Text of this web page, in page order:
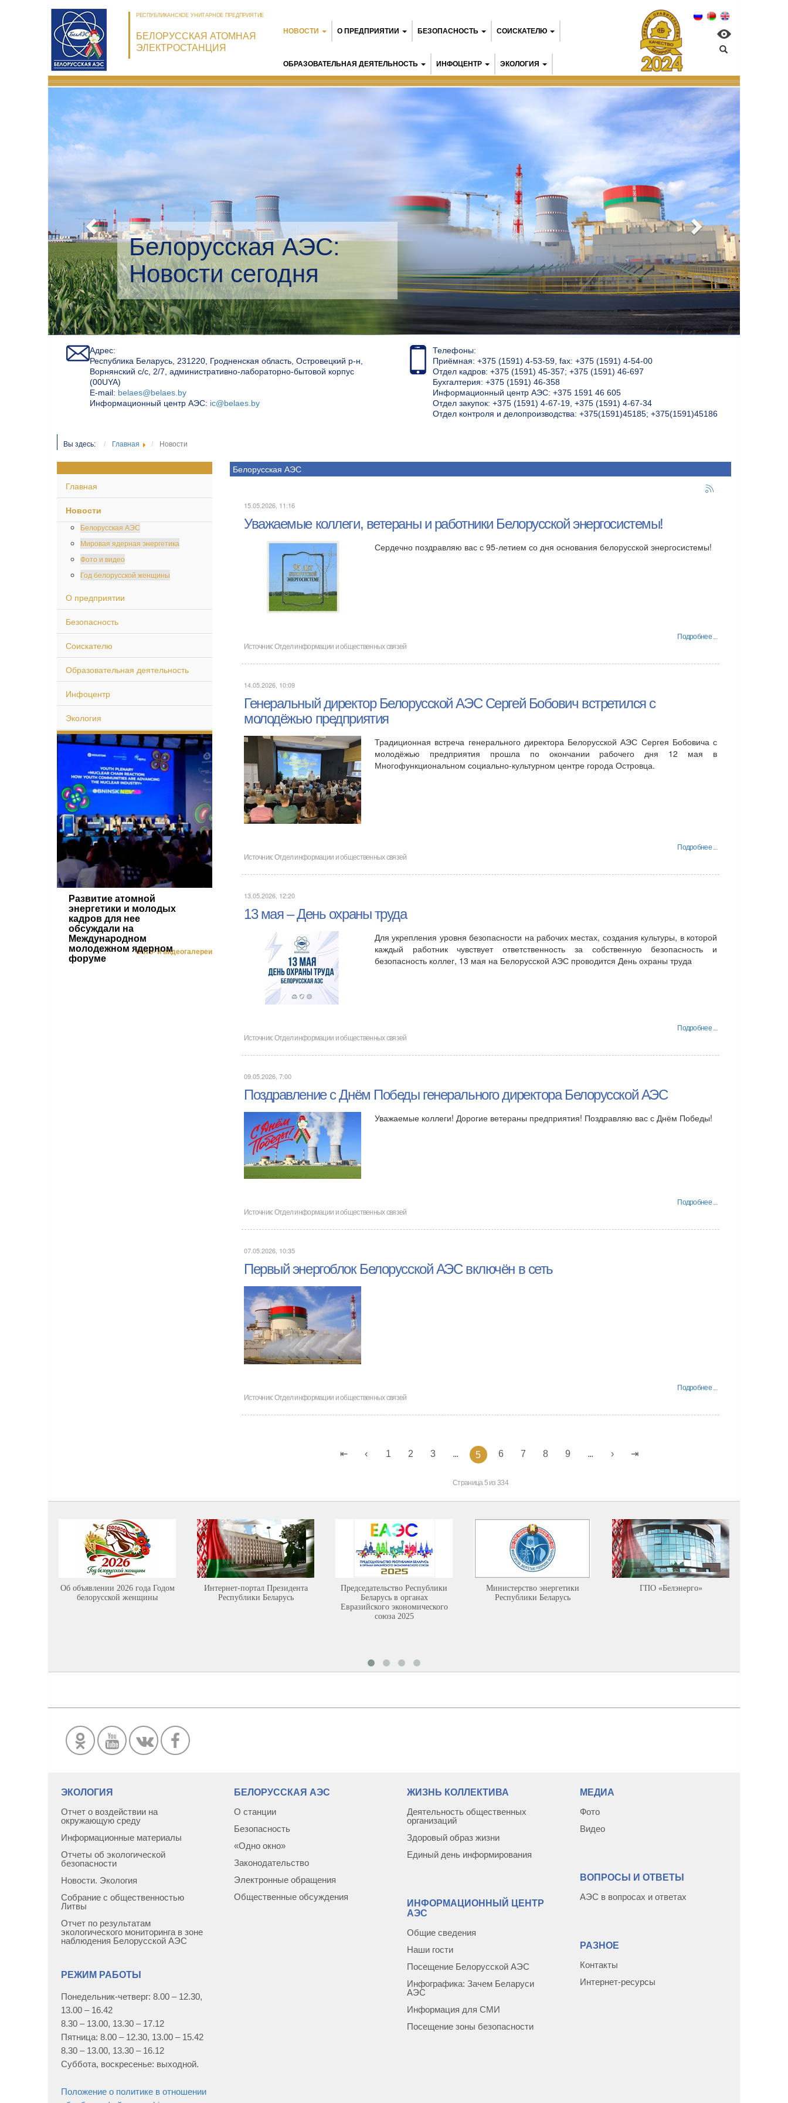
РЕСПУБЛИКАНСКОЕ УНИТАРНОЕ ПРЕДПРИЯТИЕ
БЕЛОРУССКАЯ АТОМНАЯ
ЭЛЕКТРОСТАНЦИЯ
НОВОСТИ О ПРЕДПРИЯТИИ БЕЗОПАСНОСТЬ СОИСКАТЕЛЮ
ОБРАЗОВАТЕЛЬНАЯ ДЕЯТЕЛЬНОСТЬ ИНФОЦЕНТР ЭКОЛОГИЯ
Белорусская АЭС:
Экологический менеджмент
Адрес:
Республика Беларусь, 231220, Гродненская область, Островецкий р-н,
Ворнянский с/с, 2/7, административно-лабораторно-бытовой корпус
(00UYA)
Е-mail: belaes@belaes.by
Информационный центр АЭС: ic@belaes.by
Телефоны:
Приёмная: +375 (1591) 4-53-59, fax: +375 (1591) 4-54-00
Отдел кадров: +375 (1591) 45-357; +375 (1591) 46-697
Бухгалтерия: +375 (1591) 46-358
Информационный центр АЭС: +375 1591 46 605
Отдел закупок: +375 (1591) 4-67-19, +375 (1591) 4-67-34
Отдел контроля и делопроизводства: +375(1591)45185; +375(1591)45186
Вы здесь: Главная Новости
Главная
Новости
Белорусская АЭС
Мировая ядерная энергетика
Фото и видео
Год белорусской женщины
О предприятии
Безопасность
Соискателю
Образовательная деятельность
Инфоцентр
Экология
Развитие атомной
энергетики и молодых
кадров для нее
обсуждали на
Международном
молодежном ядерном
форуме
Фото- и видеогалереи
Белорусская АЭС
15.05.2026, 11:16
Уважаемые коллеги, ветераны и работники Белорусской энергосистемы!
Сердечно поздравляю вас с 95-летием со дня основания белорусской энергосистемы!
Подробнее ...
Источник:Отдел информации и общественных связей
14.05.2026, 10:09
Генеральный директор Белорусской АЭС Сергей Бобович встретился с
молодёжью предприятия
Традиционная встреча генерального директора Белорусской АЭС Сергея Бобовича с
молодёжью предприятия прошла по окончании рабочего дня 12 мая в
Многофункциональном социально-культурном центре города Островца.
Подробнее ...
Источник:Отдел информации и общественных связей
13.05.2026, 12:20
13 мая – День охраны труда
Для укрепления уровня безопасности на рабочих местах, создания культуры, в которой
каждый работник чувствует ответственность за собственную безопасность и
безопасность коллег, 13 мая на Белорусской АЭС проводится День охраны труда
Подробнее ...
Источник:Отдел информации и общественных связей
09.05.2026, 7:00
Поздравление с Днём Победы генерального директора Белорусской АЭС
Уважаемые коллеги! Дорогие ветераны предприятия! Поздравляю вас с Днём Победы!
Подробнее ...
Источник:Отдел информации и общественных связей
07.05.2026, 10:35
Первый энергоблок Белорусской АЭС включён в сеть
Подробнее ...
Источник:Отдел информации и общественных связей
1 2 3 5 6 7 8 9
Страница 5 из 334
Об объявлении 2026 года Годом
белорусской женщины
Интернет-портал Президента
Республики Беларусь
Председательство Республики
Беларусь в органах
Евразийского экономического
союза 2025
Министерство энергетики
Республики Беларусь
ГПО «Белэнерго»
ЭКОЛОГИЯ
Отчет о воздействии на
окружающую среду
Информационные материалы
Отчеты об экологической
безопасности
Новости. Экология
Собрание с общественностью
Литвы
Отчет по результатам
экологического мониторинга в зоне
наблюдения Белорусской АЭС
РЕЖИМ РАБОТЫ
Понедельник-четверг: 8.00 – 12.30,
13.00 – 16.42
8.30 – 13.00, 13.30 – 17.12
Пятница: 8.00 – 12.30, 13.00 – 15.42
8.30 – 13.00, 13.30 – 16.12
Суббота, воскресенье: выходной.
Положение о политике в отношении
БЕЛОРУССКАЯ АЭС
О станции
Безопасность
«Одно окно»
Законодательство
Электронные обращения
Общественные обсуждения
ЖИЗНЬ КОЛЛЕКТИВА
Деятельность общественных
организаций
Здоровый образ жизни
Единый день информирования
ИНФОРМАЦИОННЫЙ ЦЕНТР
АЭС
Общие сведения
Наши гости
Посещение Белорусской АЭС
Инфографика: Зачем Беларуси
АЭС
Информация для СМИ
Посещение зоны безопасности
МЕДИА
Фото
Видео
ВОПРОСЫ И ОТВЕТЫ
АЭС в вопросах и ответах
РАЗНОЕ
Контакты
Интернет-ресурсы